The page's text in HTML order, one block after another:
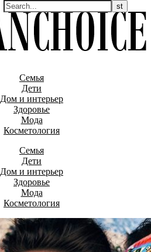
Семья
Дети
Дом и интерьер
Здоровье
Мода
Косметология
Семья
Дети
Дом и интерьер
Здоровье
Мода
Косметология